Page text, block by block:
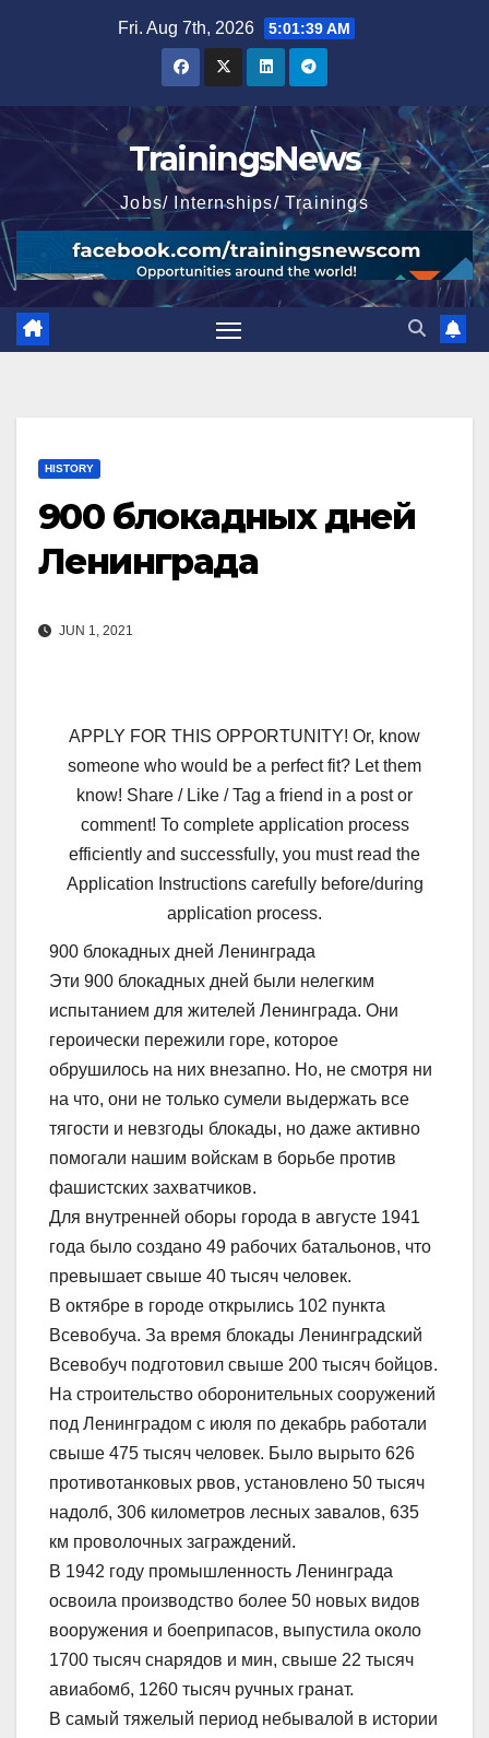
Fri. Aug 7th, 2026 5:01:40 AM
TrainingsNews
Jobs/ Internships/ Trainings
HISTORY
900 блокадных дней
Ленинграда
JUN 1, 2021
APPLY FOR THIS OPPORTUNITY! Or, know
someone who would be a perfect fit? Let them
know! Share / Like / Tag a friend in a post or
comment! To complete application process
efficiently and successfully, you must read the
Application Instructions carefully before/during
application process.
900 блокадных дней Ленинграда
Эти 900 блокадных дней были нелегким
испытанием для жителей Ленинграда. Они
героически пережили горе, которое
обрушилось на них внезапно. Но, не смотря ни
на что, они не только сумели выдержать все
тягости и невзгоды блокады, но даже активно
помогали нашим войскам в борьбе против
фашистских захватчиков.
Для внутренней оборы города в августе 1941
года было создано 49 рабочих батальонов, что
превышает свыше 40 тысяч человек.
В октябре в городе открылись 102 пункта
Всевобуча. За время блокады Ленинградский
Всевобуч подготовил свыше 200 тысяч бойцов.
На строительство оборонительных сооружений
под Ленинградом с июля по декабрь работали
свыше 475 тысяч человек. Было вырыто 626
противотанковых рвов, установлено 50 тысяч
надолб, 306 километров лесных завалов, 635
км проволочных заграждений.
В 1942 году промышленность Ленинграда
освоила производство более 50 новых видов
вооружения и боеприпасов, выпустила около
1700 тысяч снарядов и мин, свыше 22 тысяч
авиабомб, 1260 тысяч ручных гранат.
В самый тяжелый период небывалой в истории